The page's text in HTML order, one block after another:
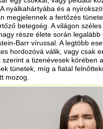
nyálkahártyába és a
megjelennek a fertőzés
betegség. A világon
része élete során
Barr vírussal. A legtöbb
hordozóvá válik, vagy csak
szerint a tizenévesek körében
tünetek, míg a fiatal
mozog.